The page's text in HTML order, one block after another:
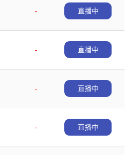
-
直播中
-
直播中
-
直播中
-
直播中